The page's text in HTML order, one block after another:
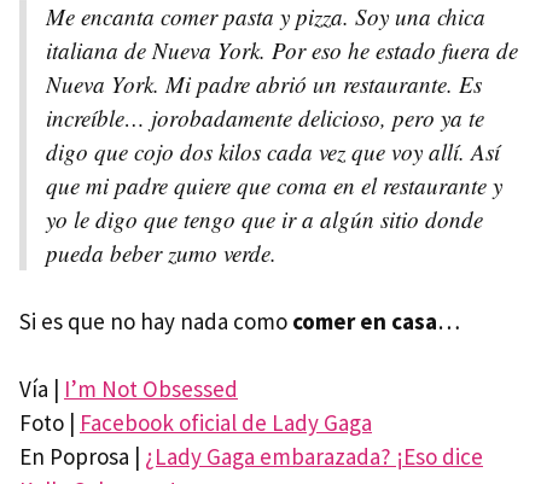
Me encanta comer pasta y pizza. Soy una chica
italiana de Nueva York. Por eso he estado fuera de
Nueva York. Mi padre abrió un restaurante. Es
increíble… jorobadamente delicioso, pero ya te
digo que cojo dos kilos cada vez que voy allí. Así
que mi padre quiere que coma en el restaurante y
yo le digo que tengo que ir a algún sitio donde
pueda beber zumo verde.
Si es que no hay nada como comer en casa…
Vía | I’m Not Obsessed
Foto | Facebook oficial de Lady Gaga
En Poprosa | ¿Lady Gaga embarazada? ¡Eso dice